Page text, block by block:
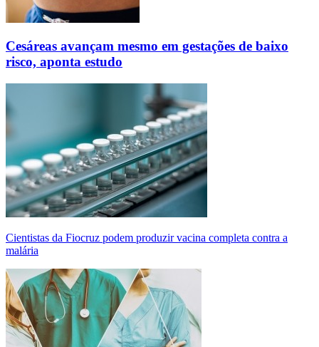
Cesáreas avançam mesmo em gestações de baixo
risco, aponta estudo
Cientistas da Fiocruz podem produzir vacina completa contra a
malária